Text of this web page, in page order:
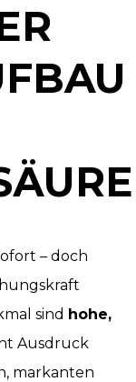
– doch
sind hohe,
Ausdruck
markanten